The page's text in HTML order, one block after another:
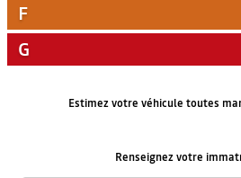
F
G
Estimez votre véhicule toutes
Renseignez votre